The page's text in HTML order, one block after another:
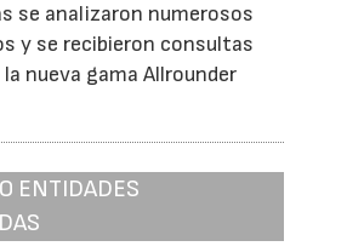
se analizaron numerosos
y se recibieron consultas
nueva gama Allrounder
ENTIDADES